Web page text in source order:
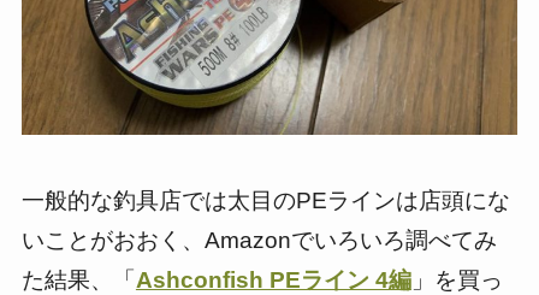
一般的な釣具店では太目のPEラインは店頭にな
いことがおおく、Amazonでいろいろ調べてみ
た結果、「 Ashconfish PEライン 4編」を買っ